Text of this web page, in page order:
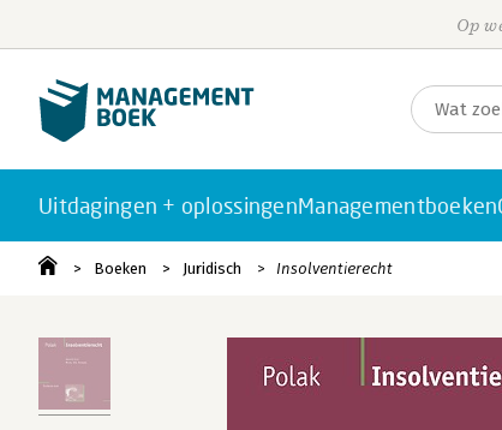
Op
Uitdagingen + oplossingenManagementboeken
Boeken Juridisch Insolventierecht